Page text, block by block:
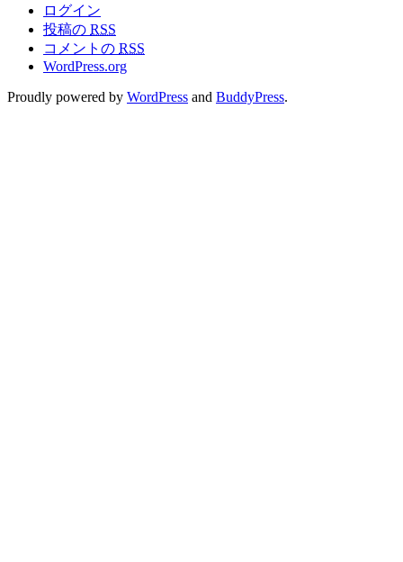
ログイン
投稿の RSS
コメントの RSS
WordPress.org
Proudly powered by WordPress and BuddyPress.